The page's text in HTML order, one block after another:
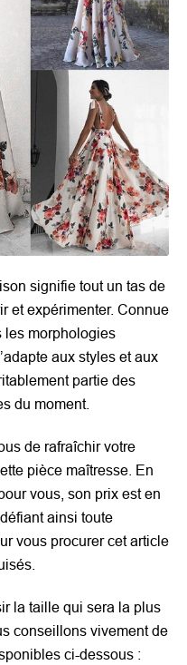
signifie tout un tas de
et expérimenter. Connue
les morphologies
aux styles et aux
partie des
du moment.
de rafraîchir votre
pièce maîtresse. En
vous, son prix est en
ainsi toute
vous procurer cet article
la taille qui sera la plus
conseillons vivement de
ci-dessous :